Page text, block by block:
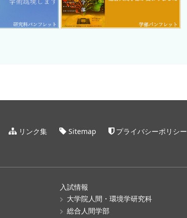
リンク集 Sitemap プライバシーポリシー
入試情報
大学院人間・環境学研究科
総合人間学部